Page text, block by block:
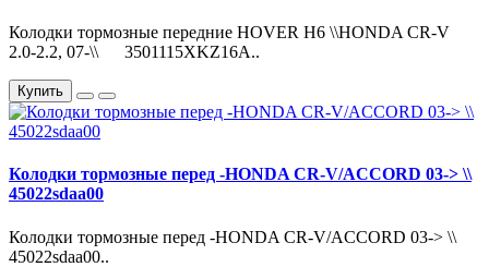
Колодки тормозные передние HOVER H6 \\HONDA CR-V
2.0-2.2, 07-\\ 3501115XKZ16A..
Купить
Колодки тормозные перед -HONDA CR-V/ACCORD 03-> \\
45022sdaa00
Колодки тормозные перед -HONDA CR-V/ACCORD 03-> \\
45022sdaa00..